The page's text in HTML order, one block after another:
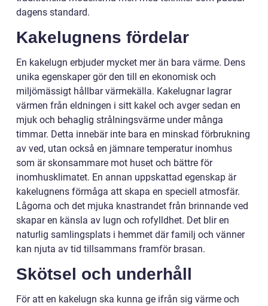
dagens standard.
Kakelugnens fördelar
En kakelugn erbjuder mycket mer än bara värme. Dens
unika egenskaper gör den till en ekonomisk och
miljömässigt hållbar värmekälla. Kakelugnar lagrar
värmen från eldningen i sitt kakel och avger sedan en
mjuk och behaglig strålningsvärme under många
timmar. Detta innebär inte bara en minskad förbrukning
av ved, utan också en jämnare temperatur inomhus
som är skonsammare mot huset och bättre för
inomhusklimatet. En annan uppskattad egenskap är
kakelugnens förmåga att skapa en speciell atmosfär.
Lågorna och det mjuka knastrandet från brinnande ved
skapar en känsla av lugn och rofylldhet. Det blir en
naturlig samlingsplats i hemmet där familj och vänner
kan njuta av tid tillsammans framför brasan.
Skötsel och underhåll
För att en kakelugn ska kunna ge ifrån sig värme och